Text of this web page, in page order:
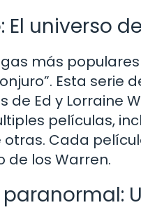
El universo
más
Esta
de Ed y Lorraine
películas,
otras. Cada
de los Warren.